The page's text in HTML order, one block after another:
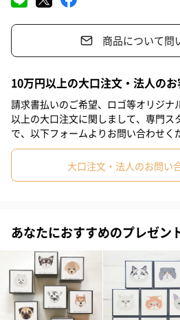
播州や浜松などの上質な先染め織のチ
生地に、大胆なイニシャルをあしらっ
バリエーション
C
Ⅾ
#姪 #甥
#取引先女性 #親戚男性
#祖母 #彼氏 #女友達 #男友達
#妻 #父親 #母親 #彼女 #祖
#女子大学生 #弟 #10代 #20代
商品について問
10万円以上の大口注文・法人の
請求書払いのご希望、ロゴ等オリジナ
以上の大口注文に関しまして、専門ス
で、以下フォームよりお問い合わせく
大口注文・法人のお問い
あなたにおすすめのプレゼン